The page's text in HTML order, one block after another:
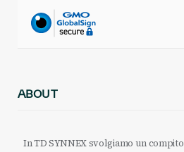
ABOUT
In TD SYNNEX svolgiamo un